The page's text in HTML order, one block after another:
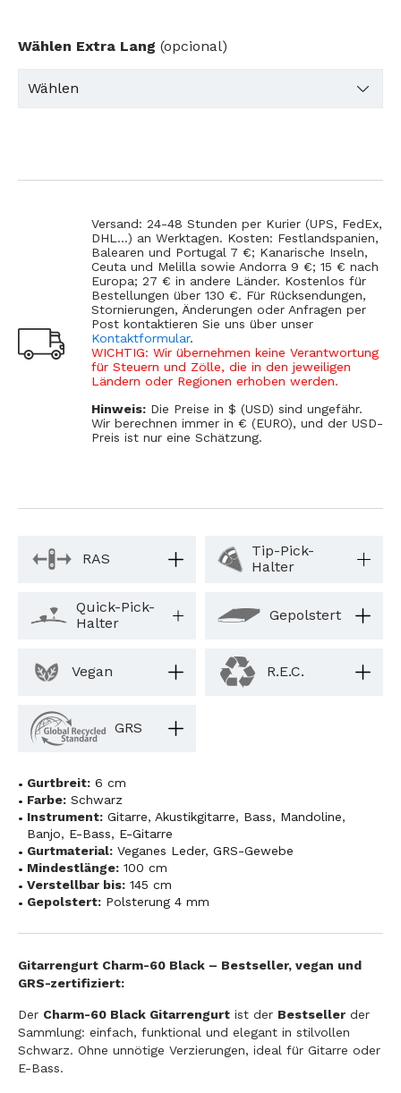
Wählen Extra Lang (opcional)
Versand: 24-48 Stunden per Kurier (UPS, FedEx,
DHL...) an Werktagen. Kosten: Festlandspanien,
Balearen und Portugal 7 €; Kanarische Inseln,
Ceuta und Melilla sowie Andorra 9 €; 15 € nach
Europa; 27 € in andere Länder. Kostenlos für
Bestellungen über 130 €. Für Rücksendungen,
Stornierungen, Änderungen oder Anfragen per
Post kontaktieren Sie uns über unser
Kontaktformular.
WICHTIG: Wir übernehmen keine Verantwortung
für Steuern und Zölle, die in den jeweiligen
Ländern oder Regionen erhoben werden.
Hinweis: Die Preise in $ (USD) sind ungefähr.
Wir berechnen immer in € (EURO), und der USD-
Preis ist nur eine Schätzung.
RAS
Tip-Pick-
Halter
Quick-Pick-
Halter
Gepolstert
Vegan R.E.C.
GRS
Gurtbreit: 6 cm
Farbe: Schwarz
Instrument: Gitarre, Akustikgitarre, Bass, Mandoline,
Banjo, E-Bass, E-Gitarre
Gurtmaterial: Veganes Leder, GRS-Gewebe
Mindestlänge: 100 cm
Verstellbar bis: 145 cm
Gepolstert: Polsterung 4 mm
Gitarrengurt Charm-60 Black – Bestseller, vegan und
GRS-zertifiziert:
Der Charm-60 Black Gitarrengurt ist der Bestseller der
Sammlung: einfach, funktional und elegant in stilvollen
Schwarz. Ohne unnötige Verzierungen, ideal für Gitarre oder
E-Bass.